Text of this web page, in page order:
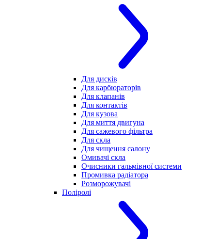
Для дисків
Для карбюраторів
Для клапанів
Для контактів
Для кузова
Для миття двигуна
Для сажевого фільтра
Для скла
Для чищення салону
Омивачі скла
Очисники гальмівної системи
Промивка радіатора
Розморожувачі
Поліролі